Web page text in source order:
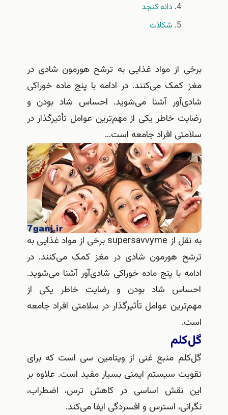
دانه کنجد
شکلات
برخی از مواد غذایی به ترشح هورمون شادی در
مغز کمک می‌کنند. در ادامه با پنج ماده خوراکی
شادی‌آور آشنا می‌شوید. احساس شاد بودن و
رضایت خاطر یکی از مهم‌ترین عوامل تأثیرگذار در
سلامتی افراد جامعه است…
به نقل از supersavvyme برخی از مواد غذایی به
ترشح هورمون شادی در مغز کمک می‌کنند. در
ادامه با پنج ماده خوراکی شادی‌آور آشنا می‌شوید.
احساس شاد بودن و رضایت خاطر یکی از
مهم‌ترین عوامل تأثیرگذار در سلامتی افراد جامعه
است.
گل‌کلم
گل‌کلم منبع غنی از ویتامین سی است که برای
تقویت سیستم ایمنی بسیار مفید است. علاوه بر
این نقش اساسی در کاهش ترس، اضطراب،
نگرانی، استرس و افسردگی ایفا می‌کند.